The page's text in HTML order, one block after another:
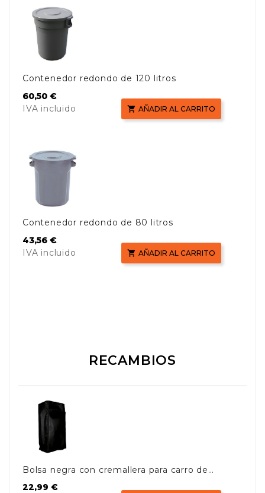
Contenedor redondo de 120 litros
Precio
60,50 €
IVA incluido
 AÑADIR AL CARRITO
Contenedor redondo de 80 litros
Precio
43,56 €
IVA incluido
 AÑADIR AL CARRITO
RECAMBIOS
Bolsa negra con cremallera para carro de
limpieza AF08180
Precio
22,99 €